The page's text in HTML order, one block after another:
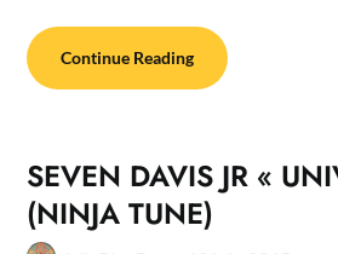
Continue Reading
SEVEN DAVIS JR «
(NINJA TUNE)